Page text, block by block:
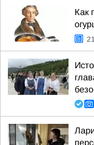
Как